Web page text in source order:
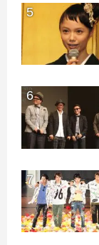
5
6
7